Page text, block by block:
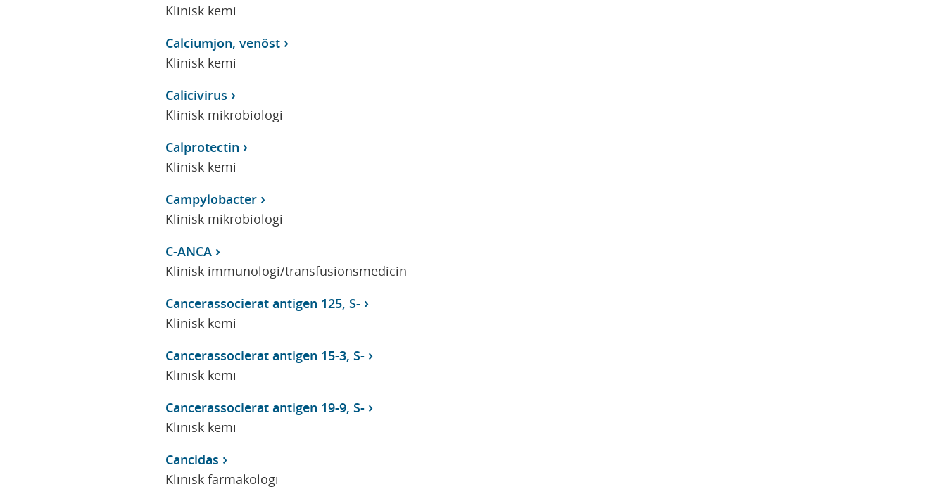
Klinisk kemi
Calciumjon, venöst
Klinisk kemi
Calicivirus
Klinisk mikrobiologi
Calprotectin
Klinisk kemi
Campylobacter
Klinisk mikrobiologi
C-ANCA
Klinisk immunologi/transfusionsmedicin
Cancerassocierat antigen 125, S-
Klinisk kemi
Cancerassocierat antigen 15-3, S-
Klinisk kemi
Cancerassocierat antigen 19-9, S-
Klinisk kemi
Cancidas
Klinisk farmakologi